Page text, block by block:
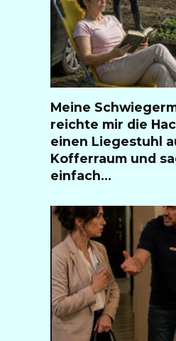
Meine
reichte mir die
einen Liegestuhl
Kofferraum und
einfach…